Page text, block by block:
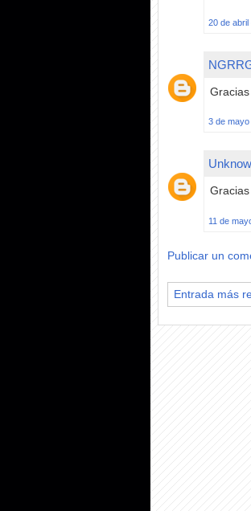
20 de abril
3 de mayo
11 de
Publicar un
Entrada más